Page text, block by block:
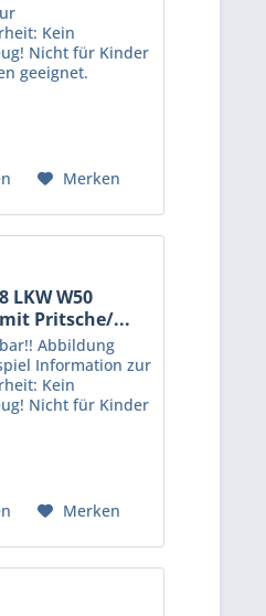
Kein
Nicht für Kinder
geeignet.
Zetkin-Str.
Merken
LKW W50
Pritsche/...
Abbildung
Information zur
Kein
Nicht für Kinder
Hersteller:
Merken